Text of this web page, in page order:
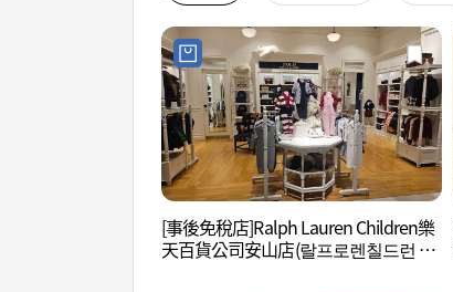
[事後免稅店]Ralph Lauren Children樂
天百貨公司安山店(랄프로렌칠드런 롯